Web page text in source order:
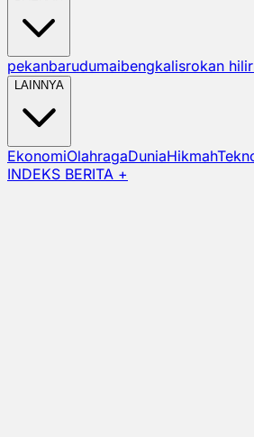
pekanbarudumaibengkalisrokan hilir
LAINNYA
EkonomiOlahragaDuniaHikmah
INDEKS BERITA +